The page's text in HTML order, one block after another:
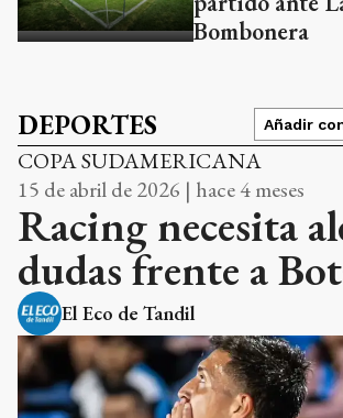
Bombonera
DEPORTES Añadir
COPA SUDAMERICANA
15 de abril de 2026 | hace 4 meses
Racing necesita
dudas frente a
El Eco de Tandil